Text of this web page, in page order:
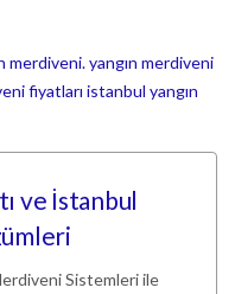
merdiveni.yangın merdiveni
fiyatları istanbul yangın
ve İstanbul
Sistemleri ile